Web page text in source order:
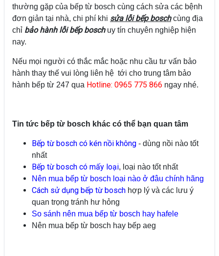
thường gặp của bếp từ bosch cùng cách sửa các bệnh
đơn giản tại nhà, chi phí khi sửa lỗi bếp boschcùng địa
chỉ bảo hành lỗi bếp boschuy tín chuyên nghiệp hiện
nay.
Nếu mọi người có thắc mắc hoặc nhu cầu tư vấn bảo
hành thay thế vui lòng liên hệ tới cho trung tâm bảo
hành bếp từ 247 qua Hotline: 0965 775 866 ngay nhé.
Tin tức bếp từ bosch khác có thể bạn quan tâm
Bếp từ bosch có kén nồi không - dùng nồi nào tốt
nhất
Bếp từ bosch có mấy loại, loại nào tốt nhất
Nên mua bếp từ bosch loại nào ở đâu chính hãng
Cách sử dụng bếp từ bosch hợp lý và các lưu ý
quan trọng tránh hư hỏng
So sánh nên mua bếp từ bosch hay hafele
Nên mua bếp từ bosch hay bếp aeg